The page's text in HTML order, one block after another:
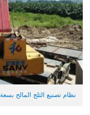
نظام تصنيع الثلج المالح بسعة 100 طن في مقاطعة Yunnan